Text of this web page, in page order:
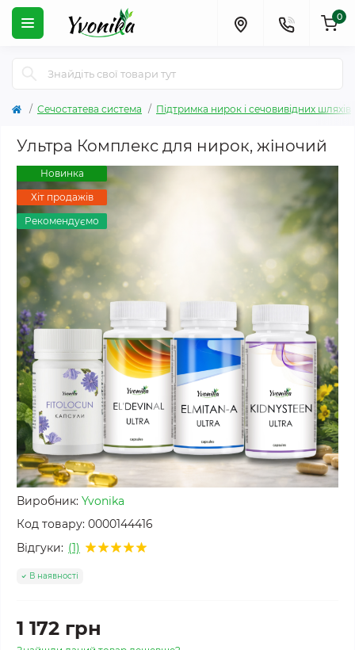
0
Сечостатева система Підтримка нирок і сечовивідних шляхів
Ультра Комплекс для нирок, жіночий
Новинка
Хіт продажів
Рекомендуємо
Виробник: Yvonika
Код товару: 0000144416
Відгуки: (1)
В наявності
1 172 грн